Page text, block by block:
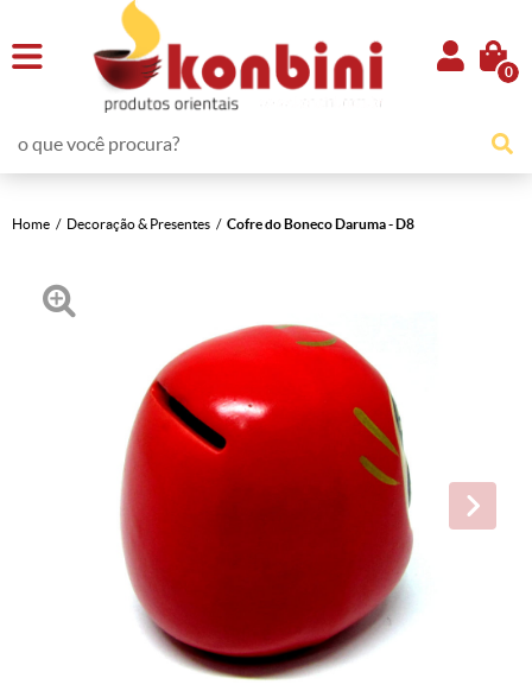
0
Home Decoração & Presentes Cofre do Boneco Daruma - D8